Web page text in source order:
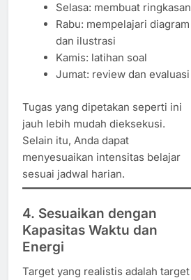
Selasa: membuat ringkasan
Rabu: mempelajari diagram
dan ilustrasi
Kamis: latihan soal
Jumat: review dan evaluasi
Tugas yang dipetakan seperti ini
jauh lebih mudah dieksekusi.
Selain itu, Anda dapat
menyesuaikan intensitas belajar
sesuai jadwal harian.
4. Sesuaikan dengan
Kapasitas Waktu dan
Energi
Target yang realistis adalah target